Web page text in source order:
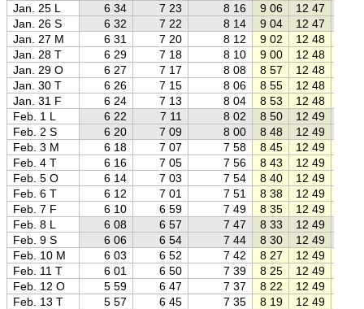
Jan. 25 L
6 34 7 23 8 16 9 06 12 47
Jan. 26 S
6 32 7 22 8 14 9 04 12 47
Jan. 27 M
6 31 7 20 8 12 9 02 12 48
Jan. 28 T
6 29 7 18 8 10 9 00 12 48
Jan. 29 O
6 27 7 17 8 08 8 57 12 48
Jan. 30 T
6 26 7 15 8 06 8 55 12 48
Jan. 31 F
6 24 7 13 8 04 8 53 12 48
Feb. 1 L
6 22 7 11 8 02 8 50 12 49
Feb. 2 S
6 20 7 09 8 00 8 48 12 49
Feb. 3 M
6 18 7 07 7 58 8 45 12 49
Feb. 4 T
6 16 7 05 7 56 8 43 12 49
Feb. 5 O
6 14 7 03 7 54 8 40 12 49
Feb. 6 T
6 12 7 01 7 51 8 38 12 49
Feb. 7 F
6 10 6 59 7 49 8 35 12 49
Feb. 8 L
6 08 6 57 7 47 8 33 12 49
Feb. 9 S
6 06 6 54 7 44 8 30 12 49
Feb. 10 M
6 03 6 52 7 42 8 27 12 49
Feb. 11 T
6 01 6 50 7 39 8 25 12 49
Feb. 12 O
5 59 6 47 7 37 8 22 12 49
Feb. 13 T
5 57 6 45 7 35 8 19 12 49